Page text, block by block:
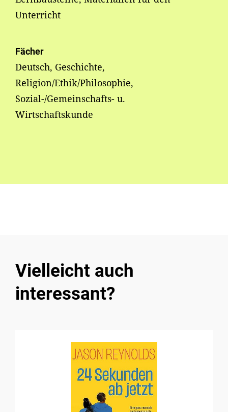
Unterricht
Fächer
Deutsch, Geschichte,
Religion/Ethik/Philosophie,
Sozial-/Gemeinschafts- u.
Wirtschaftskunde
Vielleicht auch
interessant?